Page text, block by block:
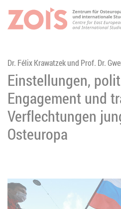
ZUM HAUPTINHALT
ZUR SUCHE SPRINGEN
Dr. Félix Krawatzek und Prof. Dr.
Einstellungen,
Engagement und
Verflechtungen
Osteuropa